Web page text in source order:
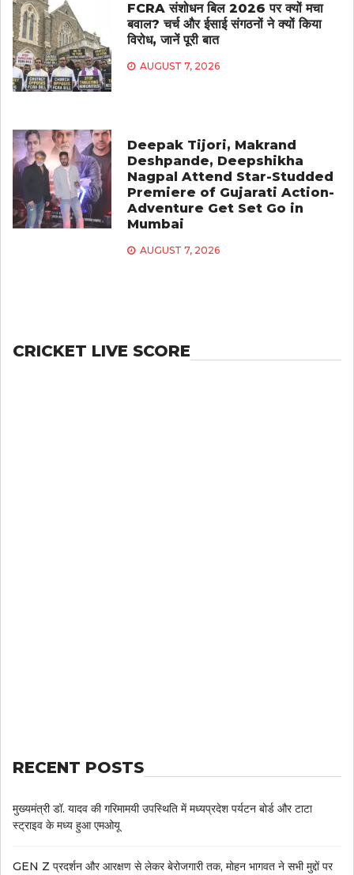
FCRA संशोधन बिल 2026 पर क्यों मचा
बवाल? चर्च और ईसाई संगठनों ने क्यों किया
विरोध, जानें पूरी बात
AUGUST 7, 2026
Deepak Tijori, Makrand
Deshpande, Deepshikha
Nagpal Attend Star-Studded
Premiere of Gujarati Action-
Adventure Get Set Go in
Mumbai
AUGUST 7, 2026
CRICKET LIVE SCORE
RECENT POSTS
मुख्यमंत्री डॉ. यादव की गरिमामयी उपस्थिति में मध्यप्रदेश पर्यटन बोर्ड और टाटा
स्ट्राइव के मध्य हुआ एमओयू
GEN Z प्रदर्शन और आरक्षण से लेकर बेरोजगारी तक, मोहन भागवत ने सभी मुद्दों पर